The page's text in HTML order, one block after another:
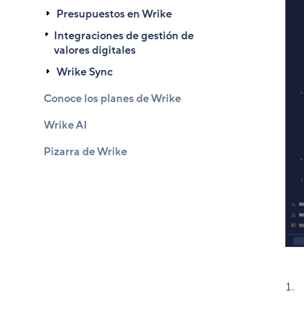
Presupuestos en Wrike
Integraciones de gestión de
valores digitales
Wrike Sync
Conoce los planes de Wrike
Wrike AI
Pizarra de Wrike